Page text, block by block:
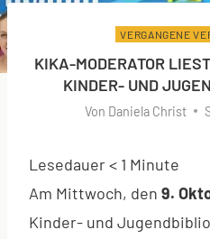
VERGANGENE
KIKA-MODERATOR
KINDER- UND
Von Daniela Christ
Lesedauer< 1 Minute
Am Mittwoch, den 9.
Kinder- und